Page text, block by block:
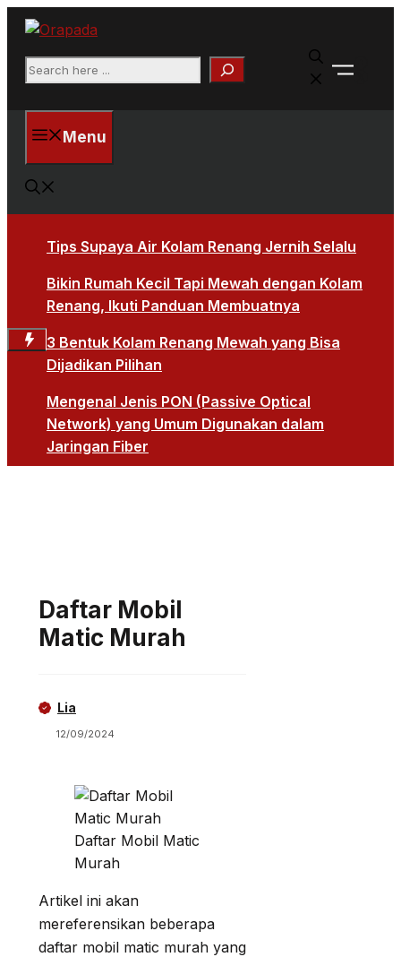
Langsung
Search
X
Menu
Tips Supaya Air Kolam Renang Jernih Selalu
Bikin Rumah Kecil Tapi Mewah dengan Kolam
Renang, Ikuti Panduan Membuatnya
3 Bentuk Kolam Renang Mewah yang Bisa
Dijadikan Pilihan
Mengenal Jenis PON (Passive Optical
Network) yang Umum Digunakan dalam
Jaringan Fiber
Daftar Mobil
Matic Murah
Lia
12/09/2024
Daftar Mobil Matic
Murah
Artikel ini akan
mereferensikan beberapa
daftar mobil matic murah yang